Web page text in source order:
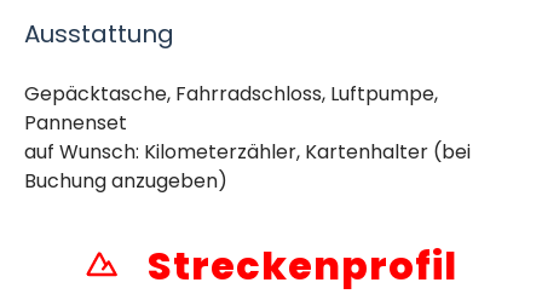
Ausstattung
Gepäcktasche, Fahrradschloss, Luftpumpe,
Pannenset
auf Wunsch: Kilometerzähler, Kartenhalter (bei
Buchung anzugeben)
Streckenprofil